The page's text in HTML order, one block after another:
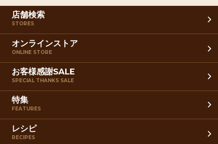
店舗検索
STORES
オンラインストア
ONLINE STORE
お客様感謝SALE
SPECIAL THANKS SALE
特集
FEATURES
レシピ
RECIPES